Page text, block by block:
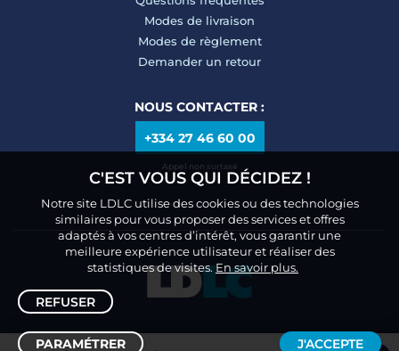
Modes de livraison
Modes de règlement
Demander un retour
NOUS CONTACTER :
+334 27 46 60 00
Appel non surtaxé
C'EST VOUS QUI DÉCIDEZ !
Notre site LDLC utilise des cookies ou des technologies
similaires pour vous proposer des services et offres
adaptés à vos centres d’intérêt, vous garantir une
meilleure expérience utilisateur et réaliser des
statistiques de visites.En savoir plus.
REFUSER
PARAMÉTRER J'ACCEPTE